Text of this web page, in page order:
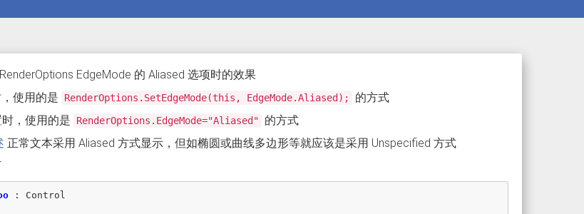
EdgeMode 的 Aliased 选项时的效果
使用的是
RenderOptions.SetEdgeMode(this, EdgeMode.Aliased);
的方式
，使用的是
RenderOptions.EdgeMode="Aliased"
的方式
正常文本采用 Aliased 方式显示，但如椭圆或曲线多边形等就应该是采用 Unspecified 方式
:
Control